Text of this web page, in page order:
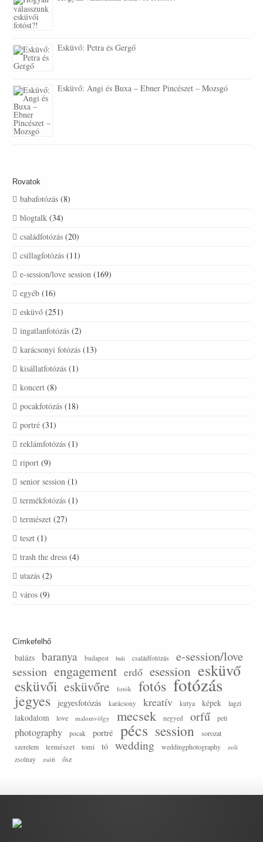
Esküvő: Petra és Gergő
Esküvő: Angi és Buxa – Ebner Pincészet – Mozsgó
Rovatok
babafotózás (8)
blogtalk (34)
családfotózás (20)
csillagfotózás (11)
e-session/love session (169)
egyéb (16)
esküvő (251)
ingatlanfotózás (2)
karácsonyi fotózás (13)
kisállatfotózás (1)
koncert (8)
pocakfotózás (18)
portré (31)
reklámfotózás (1)
riport (9)
senior session (1)
termékfotózás (1)
természet (27)
teszt (1)
trash the dress (4)
utazás (2)
város (9)
Címkefelhő
balázs baranya budapest buli családfotózás
e-session/love
session engagement erdő esession esküvő
esküvői esküvőre fotók fotós fotózás
jegyes jegyesfotózás karácsony kreatív kutya képek lagzi
lakodalom love malomvölgy mecsek negyed orfű peti
photography pocak portré pécs session
sorozat
szerelem
természet tomi tó wedding weddingphotography
zoli
zsolnay
zsófi ősz